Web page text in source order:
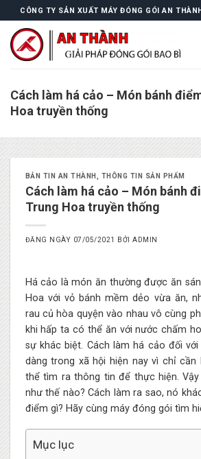
to
content
CÔNG TY SẢN XUẤT MÁY ĐÓNG GÓI AN
Cách làm há cảo – Món bánh
Hoa truyền thống
BẢN TIN AN THÀNH THÔNG TIN SẢN PHẨM
Cách làm há cảo – Món bánh
Trung Hoa truyền thống
ĐĂNG NGÀY 07/05/2021 BỞIADMIN
Há cảo là món ăn thường được ăn
Hoa với vỏ bánh mềm dẻo vừa ăn,
rau củ hòa quyện vào nhau vô cùng
khi hấp ta có thể ăn với nước chấm
sự khác biệt. Cách làm há cảo đối
dàng trong xã hội hiện nay vì chỉ
thể tìm ra thông tin để thực hiện.
như thế nào? Cách làm ra sao, nó
điểm gì? Hãy cùng máy đóng gói tìm
Mục lục